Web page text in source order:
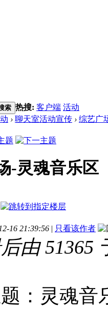
索 热搜: 客户端 活动
› 聊天室活动宣传 › 综艺广
-灵魂音乐区
16 21:39:56 | 只看该作者
由 51365
：灵魂音